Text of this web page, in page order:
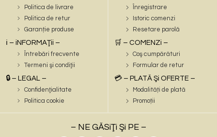
Politica de livrare
Politica de retur
Garanție produse
ℹ️ – iNFORMAŢii –
Întrebări frecvente
Termeni şi condiţii
🔒 – LEGAL –
Confidenţialitate
Politica cookie
Înregistrare
Istoric comenzi
Resetare parolă
🛒 – COMENZi –
Coş cumpărături
Formular de retur
💳 – PLATĂ Şi OFERTE –
Modalități de plată
Promoții
– NE GĂSiŢi Şi PE –